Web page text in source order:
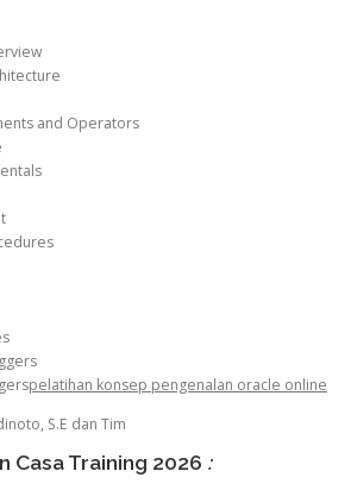
and Operators
pelatihan konsep pengenalan oracle online
S.E dan Tim
Casa Training 2026 :